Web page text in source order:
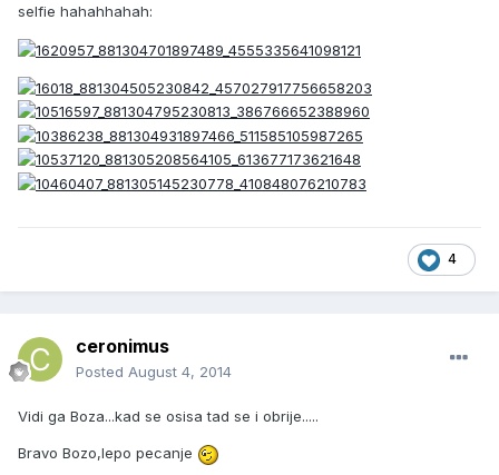
selfie hahahhahah:
4
ceronimus
Posted August 4, 2014
Vidi ga Boza...kad se osisa tad se i obrije.....
Bravo Bozo,lepo pecanje